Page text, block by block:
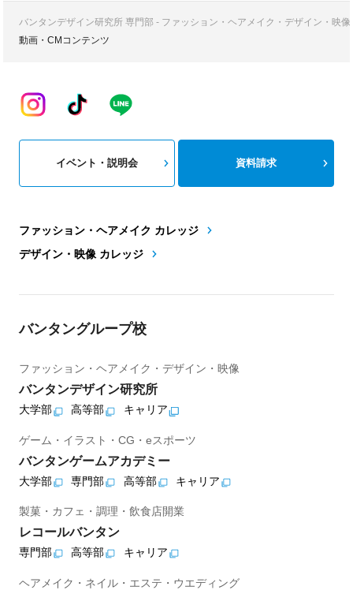
バンタンデザイン研究所 専門部 - ファッション・ヘアメイク・デザイン・映
動画・CMコンテンツ
ファッション・ヘアメイク カレッジ
デザイン・映像 カレッジ
イベント・説明会 資料請求
バンタングループ校
ファッション・ヘアメイク・デザイン・映像
バンタンデザイン研究所
大学部 高等部 キャリア
ゲーム・イラスト・CG・eスポーツ
バンタンゲームアカデミー
大学部 専門部 高等部 キャリア
製菓・カフェ・調理・飲食店開業
レコールバンタン
専門部 高等部 キャリア
ヘアメイク・ネイル・エステ・ウエディング